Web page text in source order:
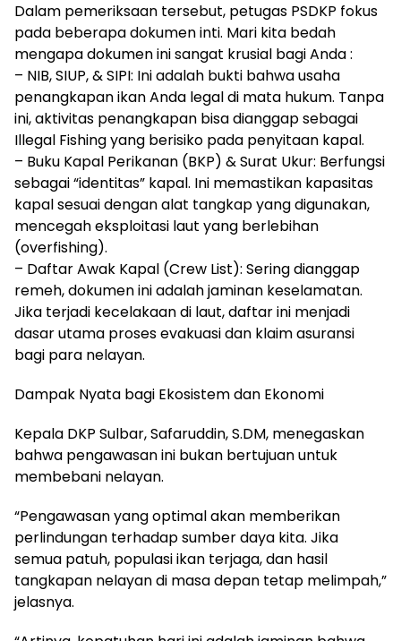
Dalam pemeriksaan tersebut, petugas PSDKP fokus
pada beberapa dokumen inti. Mari kita bedah
mengapa dokumen ini sangat krusial bagi Anda :
– NIB, SIUP, & SIPI: Ini adalah bukti bahwa usaha
penangkapan ikan Anda legal di mata hukum. Tanpa
ini, aktivitas penangkapan bisa dianggap sebagai
Illegal Fishing yang berisiko pada penyitaan kapal.
– Buku Kapal Perikanan (BKP) & Surat Ukur: Berfungsi
sebagai “identitas” kapal. Ini memastikan kapasitas
kapal sesuai dengan alat tangkap yang digunakan,
mencegah eksploitasi laut yang berlebihan
(overfishing).
– Daftar Awak Kapal (Crew List): Sering dianggap
remeh, dokumen ini adalah jaminan keselamatan.
Jika terjadi kecelakaan di laut, daftar ini menjadi
dasar utama proses evakuasi dan klaim asuransi
bagi para nelayan.
Dampak Nyata bagi Ekosistem dan Ekonomi
Kepala DKP Sulbar, Safaruddin, S.DM, menegaskan
bahwa pengawasan ini bukan bertujuan untuk
membebani nelayan.
“Pengawasan yang optimal akan memberikan
perlindungan terhadap sumber daya kita. Jika
semua patuh, populasi ikan terjaga, dan hasil
tangkapan nelayan di masa depan tetap melimpah,”
jelasnya.